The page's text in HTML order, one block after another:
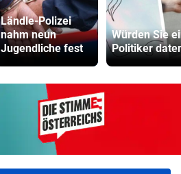
Ländle-Polizei
nahm neun
Jugendliche fest
Würden Sie
Politiker